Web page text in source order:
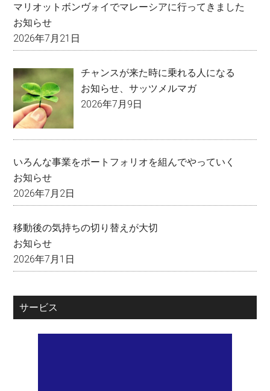
マリオットボンヴォイでマレーシアに行ってきました
お知らせ
2026年7月21日
チャンスが来た時に乗れる人になる
お知らせ、サッツメルマガ
2026年7月9日
いろんな事業をポートフォリオを組んでやっていく
お知らせ
2026年7月2日
移動後の気持ちの切り替えが大切
お知らせ
2026年7月1日
サービス